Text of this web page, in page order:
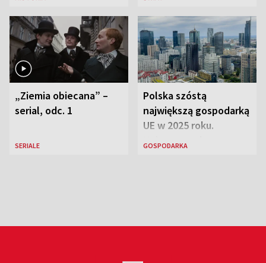
„Ziemia obiecana” –
serial, odc. 1
SERIALE
Polska szóstą
największą gospodarką
UE w 2025 roku.
Najnowsze dane
GOSPODARKA